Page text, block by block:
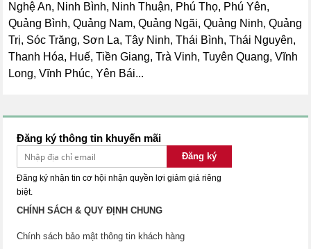
Nghệ An, Ninh Bình, Ninh Thuận, Phú Thọ, Phú Yên,
Quảng Bình, Quảng Nam, Quảng Ngãi, Quảng Ninh, Quảng
Trị, Sóc Trăng, Sơn La, Tây Ninh, Thái Bình, Thái Nguyên,
Thanh Hóa, Huế, Tiền Giang, Trà Vinh, Tuyên Quang, Vĩnh
Long, Vĩnh Phúc, Yên Bái...
Đăng ký thông tin khuyến mãi
Đăng ký
Đăng ký nhận tin cơ hội nhận quyền lợi giảm giá riêng
biệt.
CHÍNH SÁCH & QUY ĐỊNH CHUNG
Chính sách bảo mật thông tin khách hàng